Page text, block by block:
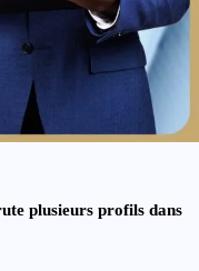
plusieurs profils dans